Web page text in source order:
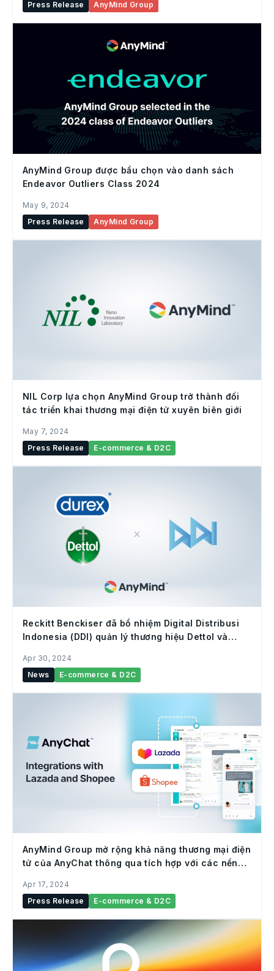
Press Release AnyMind Group
AnyMind Group được bầu chọn vào danh sách
Endeavor Outliers Class 2024
May 9, 2024
Press Release
AnyMind Group
NIL Corp lựa chọn AnyMind Group trở thành đối
tác triển khai thương mại điện tử xuyên biên giới
May 7, 2024
Press Release
E-commerce & D2C
Reckitt Benckiser đã bổ nhiệm Digital Distribusi
Indonesia (DDI) quản lý thương hiệu Dettol và
Apr 30, 2024
News
E-commerce & D2C
AnyMind Group mở rộng khả năng thương mại điện
tử của AnyChat thông qua tích hợp với các nền
Apr 17, 2024
Press Release
E-commerce & D2C